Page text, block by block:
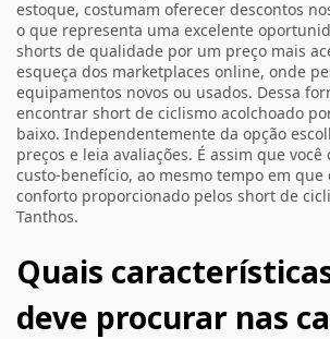
estoque, costumam oferecer descontos
o que representa uma excelente
shorts de qualidade por um preço mais
esqueça dos marketplaces online, onde
equipamentos novos ou usados. Dessa
encontrar short de ciclismo acolchoado
baixo. Independentemente da opção
preços e leia avaliações. É assim que
custo-benefício, ao mesmo tempo em
conforto proporcionado pelos short de
Tanthos.
Quais
deve procurar nas